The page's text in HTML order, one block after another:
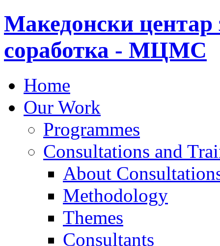
Македонски центар
соработка - МЦМС
Home
Our Work
Programmes
Consultations and
About
Methodology
Themes
Consultants